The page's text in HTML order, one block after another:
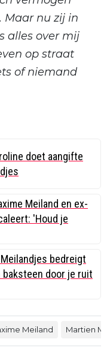
Maar nu zij in
alles over mij
op straat
of niemand
doet aangifte
Meiland en ex-
'Houd je
bedreigt
baksteen door je ruit
Meiland Martien